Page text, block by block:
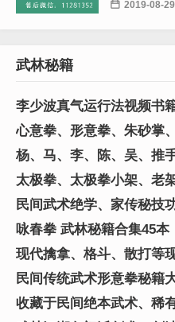
 2019-08-29
武林秘籍
李少波真气运行法视频书
心意拳、形意拳、朱砂掌
少林、等传统武术视频16G
杨、马、李、陈、吴、推
91G
太极拳、太极拳小架、老
民间武术绝学、家传秘技
咏春拳 武林秘籍合集45本
现代擒拿、格斗、散打等
民间传统武术形意拳秘籍
收藏于民间绝本武术、稀